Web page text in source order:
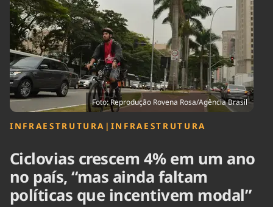
Brasil Mineral
Ciência &
Tecnologia
Cinema
Economia
Educação
Infraestrutura
Internacional
Política
Saúde
Tempo
Foto: Reprodução Rovena Rosa/Agência Brasil
INFRAESTRUTURA | INFRAESTRUTURA
Ciclovias crescem 4% em um ano
no país, “mas ainda faltam
políticas que incentivem modal”